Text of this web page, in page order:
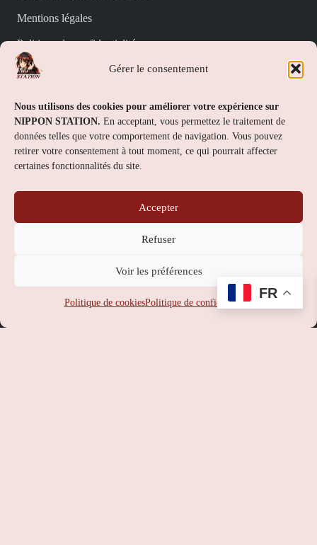
Gérer le consentement
Nous utilisons des cookies pour améliorer votre expérience sur
NIPPON STATION. En acceptant, vous permettez le traitement de
données telles que votre comportement de navigation. Vous pouvez
retirer votre consentement à tout moment, ce qui pourrait affecter
certaines fonctionnalités du site.
Accepter
Refuser
Voir les préférences
Politique de cookiesPolitique de confidentialité
Mentions légales
Politique de confidentialité
Politique de cookies (UE)
Nippon Station
À propos
Contact
service-client@nipponstation.fr
FR